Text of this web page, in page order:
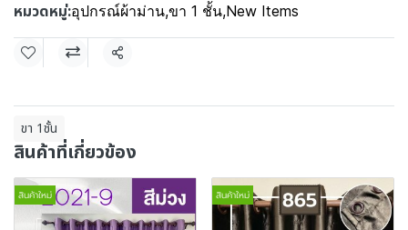
หมวดหมู่:อุปกรณ์ผ้าม่าน,ขา 1 ชั้น,New Items
แชร์
ขา 1ชั้น
สินค้าที่เกี่ยวข้อง
สินค้าใหม่ สินค้าใหม่